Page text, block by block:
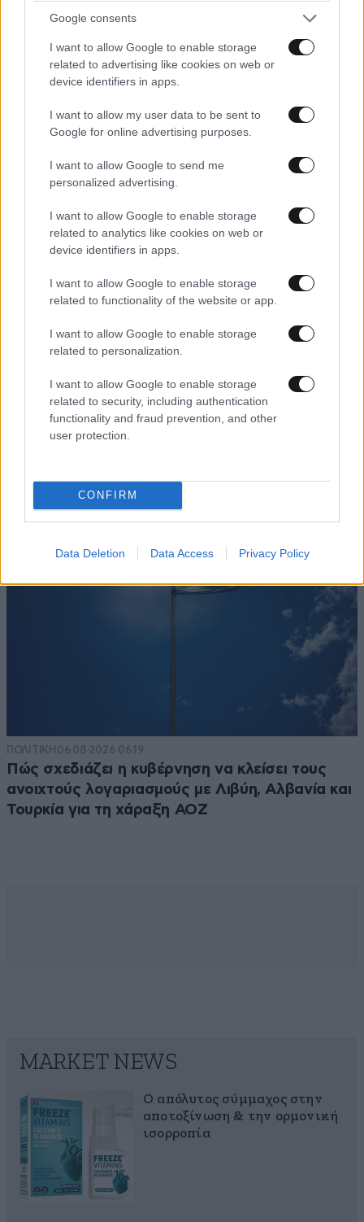
Google consents
I want to allow Google to enable storage
related to advertising like cookies on web or
device identifiers in apps.
I want to allow my user data to be sent to
Google for online advertising purposes.
I want to allow Google to send me
personalized advertising.
I want to allow Google to enable storage
related to analytics like cookies on web or
device identifiers in apps.
I want to allow Google to enable storage
related to functionality of the website or app.
I want to allow Google to enable storage
related to personalization.
I want to allow Google to enable storage
related to security, including authentication
functionality and fraud prevention, and other
user protection.
CONFIRM
Data Deletion Data Access Privacy Policy
LIFESTYLE05·08·2026 17:48
Ιωάννη Σαριδάκη αφαίρεσαν 1.300 έργα τέχνης
από τη βασιλική οικογένεια της Ισπανίας
ΕΛΛΑΔΑ30 λ. πριν
Εικόνες βιβλικής καταστροφής στο Πόρτο
άνθρωποι χωρίς περιουσίες
ΠΟΛΙΤΙΚΗ 06·08·2026 06:19
Πώς σχεδιάζει η κυβέρνηση να κλείσει τους
ανοιχτούς λογαριασμούς με Λιβύη, Αλβανία και
Τουρκία για τη χάραξη ΑΟΖ
MARKET NEWS
Ο απόλυτος σύμμαχος στην
αποτοξίνωση & την ορμονική
ισορροπία